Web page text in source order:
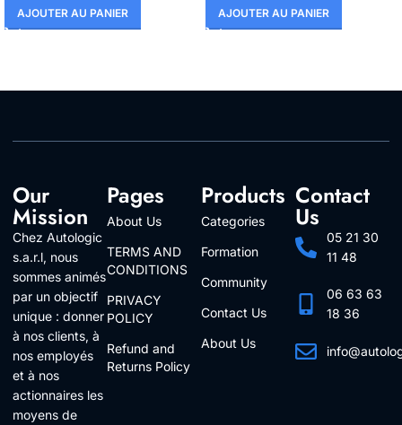
AJOUTER AU PANIER AJOUTER AU PANIER
Our
Mission
Chez Autologic
s.a.r.l, nous
sommes animés
par un objectif
unique : donner
à nos clients, à
nos employés
et à nos
actionnaires les
moyens de
Pages
About Us
TERMS AND
CONDITIONS
PRIVACY
POLICY
Refund and
Returns Policy
Products
Categories
Formation
Community
Contact Us
About Us
Contact
Us
05 21 30
11 48
06 63 63
18 36